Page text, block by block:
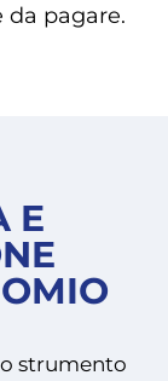
pagare.
E
strumento